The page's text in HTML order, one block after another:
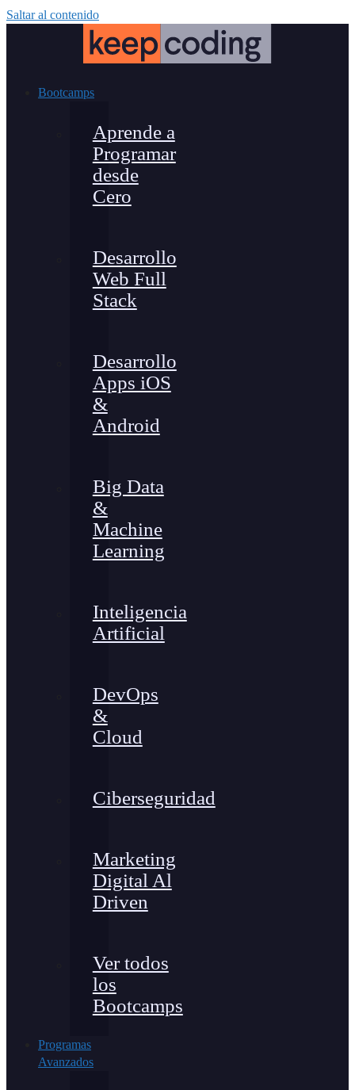
Saltar al contenido
Bootcamps
Aprende a
Programar
desde
Cero
Desarrollo
Web Full
Stack
Desarrollo
Apps iOS
&
Android
Big Data
&
Machine
Learning
Inteligencia
Artificial
DevOps
&
Cloud
Ciberseguridad
Marketing
Digital Al
Driven
Ver todos
los
Bootcamps
Programas
Avanzados